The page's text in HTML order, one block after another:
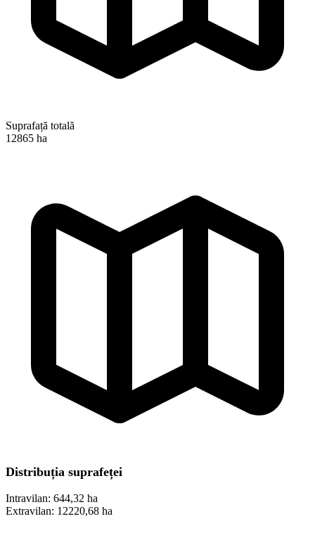
Suprafață totală
12865 ha
Distribuția suprafeței
Intravilan: 644,32 ha
Extravilan: 12220,68 ha